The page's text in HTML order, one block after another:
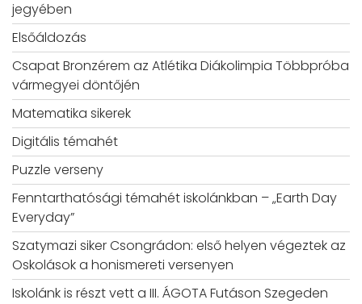
jegyében
Elsőáldozás
Csapat Bronzérem az Atlétika Diákolimpia Többpróba
vármegyei döntőjén
Matematika sikerek
Digitális témahét
Puzzle verseny
Fenntarthatósági témahét iskolánkban – „Earth Day
Everyday”
Szatymazi siker Csongrádon: első helyen végeztek az
Oskolások a honismereti versenyen
Iskolánk is részt vett a III. ÁGOTA Futáson Szegeden